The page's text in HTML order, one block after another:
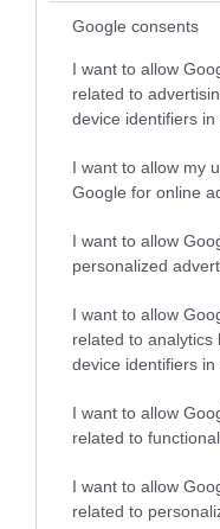
Google consents
I want to allow
related to
device identifiers in
I want to allow my
Google for online
I want to allow
personalized
I want to allow
related to analytics
device identifiers in
I want to allow
related to
I want to allow
related to
07.08.2026 06:05
Γιατί όλο και
κοιμούνται
επιστήμονες
της ανθρώπινης